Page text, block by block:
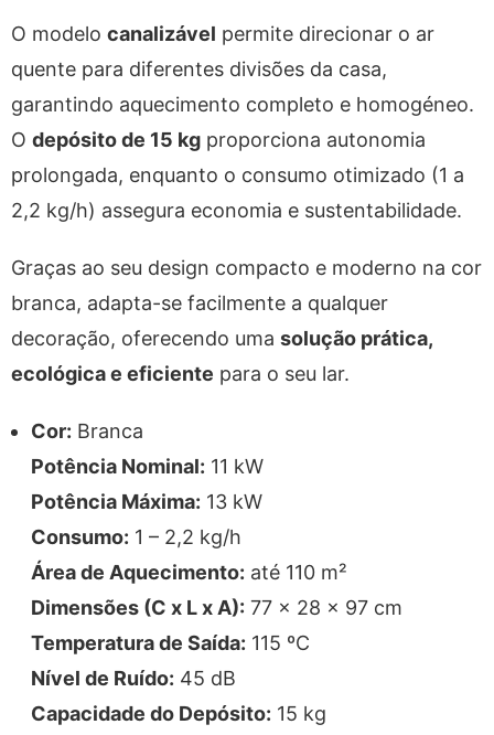
O modelo canalizável permite direcionar o ar
quente para diferentes divisões da casa,
garantindo aquecimento completo e homogéneo.
O depósito de 15 kg proporciona autonomia
prolongada, enquanto o consumo otimizado (1 a
2,2 kg/h) assegura economia e sustentabilidade.
Graças ao seu design compacto e moderno na cor
branca, adapta-se facilmente a qualquer
decoração, oferecendo uma solução prática,
ecológica e eficiente para o seu lar.
Cor: Branca
Potência Nominal: 11 kW
Potência Máxima: 13 kW
Consumo: 1 – 2,2 kg/h
Área de Aquecimento: até 110 m²
Dimensões (C x L x A): 77 x 28 x 97 cm
Temperatura de Saída: 115 ºC
Nível de Ruído: 45 dB
Capacidade do Depósito: 15 kg